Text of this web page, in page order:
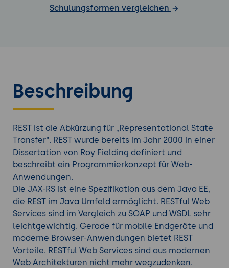
Schulungsformen vergleichen
Beschreibung
REST ist die Abkürzung für „Representational State
Transfer“. REST wurde bereits im Jahr 2000 in einer
Dissertation von Roy Fielding definiert und
beschreibt ein Programmierkonzept für Web-
Anwendungen.
Die JAX-RS ist eine Spezifikation aus dem Java EE,
die REST im Java Umfeld ermöglicht. RESTful Web
Services sind im Vergleich zu SOAP und WSDL sehr
leichtgewichtig. Gerade für mobile Endgeräte und
moderne Browser-Anwendungen bietet REST
Vorteile. RESTful Web Services sind aus modernen
Web Architekturen nicht mehr wegzudenken.